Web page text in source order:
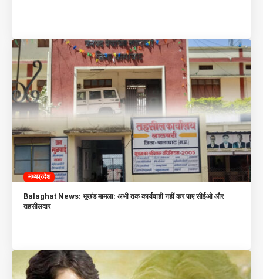
मध्यप्रदेश
Balaghat News: भूखंड मामला: अभी तक कार्यवाही नहीं कर पाए सीईओ और
तहसीलदार